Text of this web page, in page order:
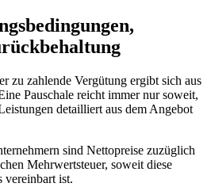
zu zahlende Vergütung ergibt sich aus
Pauschale reicht immer nur soweit,
detailliert aus dem Angebot
sind Nettopreise zuzüglich
Mehrwertsteuer, soweit diese
vereinbart ist.